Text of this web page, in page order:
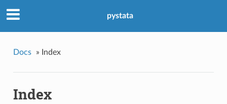
pystata
Docs » Index
Index